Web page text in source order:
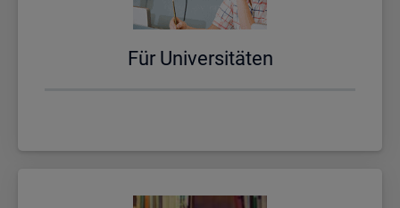
Für Uni­ver­si­tä­ten